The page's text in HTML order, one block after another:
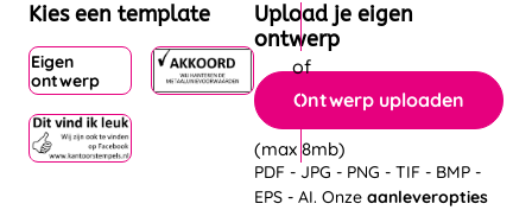
Kies een template
Eigen
ontwerp
Upload je eigen
ontwerp
Ontwerp uploaden
(max 8mb)
PDF - JPG - PNG - TIF - BMP -
EPS - AI. Onze aanleveropties